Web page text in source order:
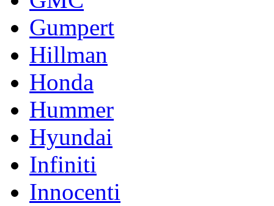
Gumpert
Hillman
Honda
Hummer
Hyundai
Infiniti
Innocenti